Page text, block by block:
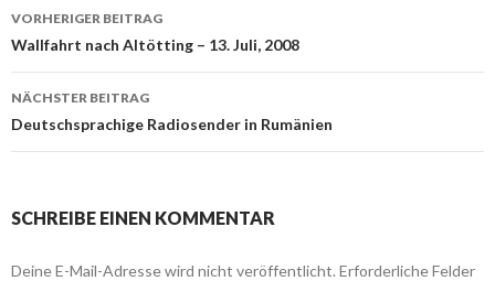
Beitrags-
Navigation
VORHERIGER BEITRAG
Wallfahrt nach Altötting – 13. Juli, 2008
NÄCHSTER BEITRAG
Deutschsprachige Radiosender in Rumänien
SCHREIBE EINEN KOMMENTAR
Deine E-Mail-Adresse wird nicht veröffentlicht. Erforderliche Felder